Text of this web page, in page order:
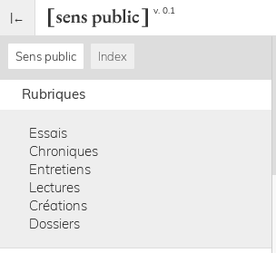
v. 0.1
Sens public Index
Rubriques
Essais
Chroniques
Entretiens
Lectures
Créations
Dossiers